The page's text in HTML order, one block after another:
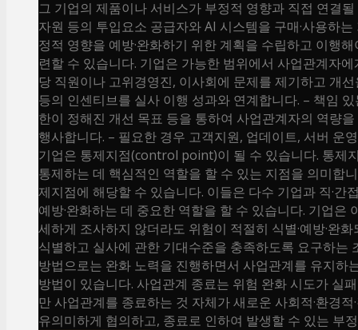
그 기업의 제품이나 서비스가 부정적 영향과 직접 연결
자원 등의 투입요소 공급자와 AI 시스템을 구매·사용하
정적 영향을 예방·완화하기 위한 계획을 수립하고 이행
련할 수 있습니다. 기업은 가능한 범위에서 사업관계자
당 직원이나 고위경영진, 이사회에 문제를 제기하고 개
등의 인센티브를 실사 이행 성과와 연계합니다. – 책임
한이 정해진 개선 목표 등을 통하여 사업관계자의 역량
행사합니다. – 필요한 경우 고객지원, 업데이트, 서버 운
기업은 통제지점(control point)이 될 수 있습니다. 통제
통제하는 데 핵심적인 역할을 할 수 있는 지점을 의미합
제지점에 해당할 수 있습니다. 이들은 다수 기업과 직·
예방·완화하는 데 중요한 역할을 할 수 있습니다. 기업
세하게 조사하지 않더라도 위험이 적절히 식별·예방·완
식별하고 실사에 관한 기대수준을 충족하도록 요구하
방법으로는 완화 노력을 진행하면서 사업관계를 유지
방법이 있습니다. 사업관계 종료는 위험 완화 시도가 실
만 사업관계를 종료하는 것 자체가 새로운 사회적·환경
유의미하게 협의하고, 종료로 인하여 발생할 수 있는 부